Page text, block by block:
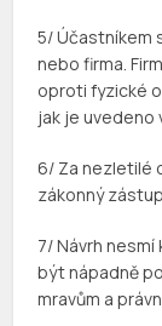
5/ Účastníkem
nebo firma.
oproti fyzické
jak je uvedeno
6/ Za nezletilé
zákonný
7/ Návrh
být nápadně
mravům a